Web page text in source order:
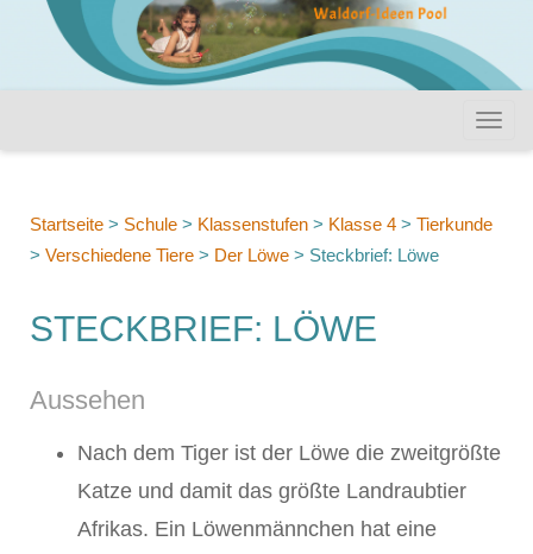
Startseite > Schule > Klassenstufen > Klasse 4 > Tierkunde
> Verschiedene Tiere > Der Löwe > Steckbrief: Löwe
STECKBRIEF: LÖWE
Aussehen
Nach dem Tiger ist der Löwe die zweitgrößte
Katze und damit das größte Landraubtier
Afrikas. Ein Löwenmännchen hat eine